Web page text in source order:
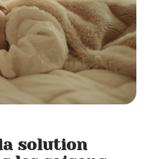
solution